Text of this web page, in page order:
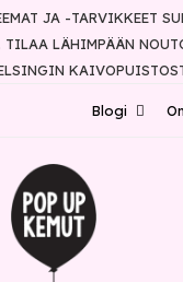
JA -TARVIKKEET
TILAA LÄHIMPÄÄN
Blogi